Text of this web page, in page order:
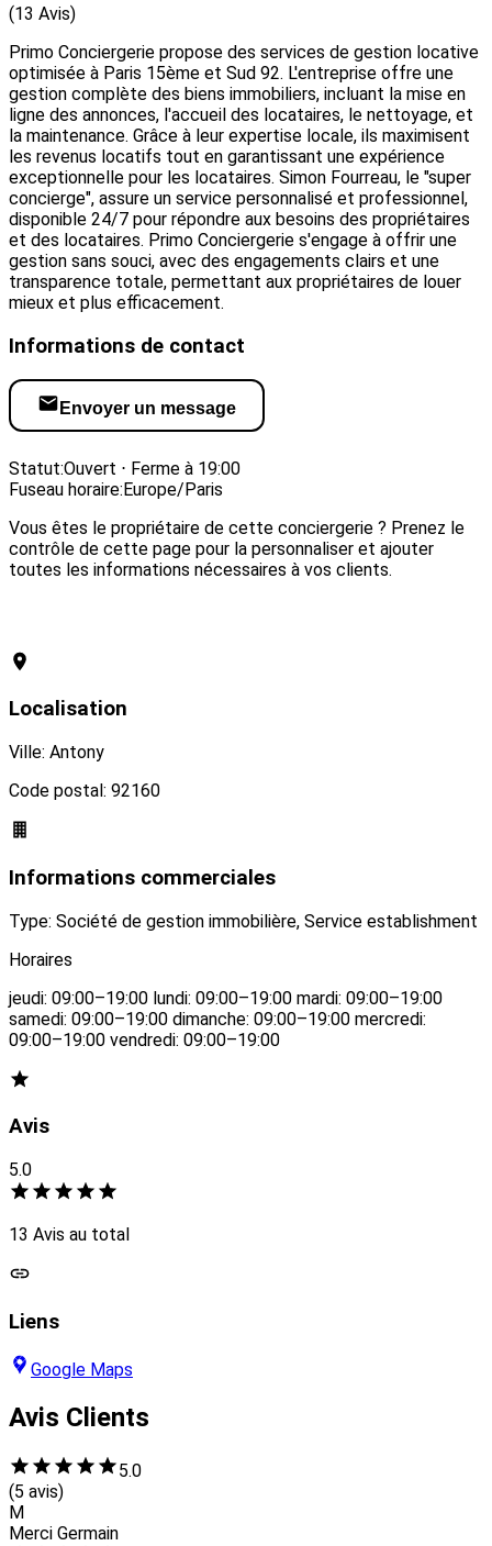
(13 Avis)
Primo Conciergerie propose des services de gestion locative
optimisée à Paris 15ème et Sud 92. L'entreprise offre une
gestion complète des biens immobiliers, incluant la mise en
ligne des annonces, l'accueil des locataires, le nettoyage, et
la maintenance. Grâce à leur expertise locale, ils maximisent
les revenus locatifs tout en garantissant une expérience
exceptionnelle pour les locataires. Simon Fourreau, le "super
concierge", assure un service personnalisé et professionnel,
disponible 24/7 pour répondre aux besoins des propriétaires
et des locataires. Primo Conciergerie s'engage à offrir une
gestion sans souci, avec des engagements clairs et une
transparence totale, permettant aux propriétaires de louer
mieux et plus efficacement.
Informations de contact
Envoyer un message
Statut:Ouvert ⋅ Ferme à 19:00
Fuseau horaire:Europe/Paris
Vous êtes le propriétaire de cette conciergerie ? Prenez le
contrôle de cette page pour la personnaliser et ajouter
toutes les informations nécessaires à vos clients.
Localisation
Ville: Antony
Code postal: 92160
Informations commerciales
Type: Société de gestion immobilière, Service establishment
Horaires
jeudi: 09:00–19:00 lundi: 09:00–19:00 mardi: 09:00–19:00
samedi: 09:00–19:00 dimanche: 09:00–19:00 mercredi:
09:00–19:00 vendredi: 09:00–19:00
Avis
5.0
13 Avis au total
Liens
Google Maps
Avis Clients
5.0
(5 avis)
M
Merci Germain